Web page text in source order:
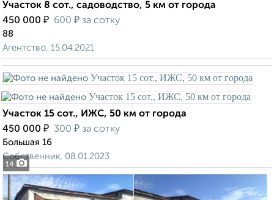
Участок 8 сот., садоводство, 5 км от города
450 000 ₽ 600 ₽ за сотку
88
Агентство, 15.04.2021
14
Участок 15 сот., ИЖС, 50 км от города
450 000 ₽ 300 ₽ за сотку
Большая 16
Собственник, 08.01.2023